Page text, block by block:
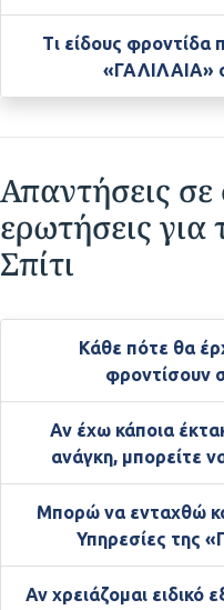
Τι είδους φροντίδα
«ΓΑΛΙΛΑΙΑ»
Απαντήσεις σε
ερωτήσεις
Σπίτι
Κάθε πότε θα
φροντίσουν
Αν έχω κάποια
ανάγκη, μπορείτε
Μπορώ να ενταχθώ
Υπηρεσίες της
Αν χρειάζομαι ειδικό